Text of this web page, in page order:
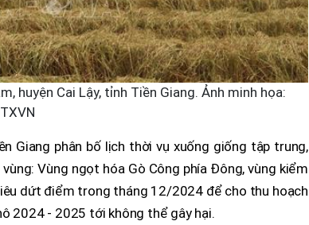
huyện Cai Lậy, tỉnh Tiền Giang. Ảnh minh họa:
Giang phân bố lịch thời vụ xuống giống tập trung,
Vùng ngọt hóa Gò Công phía Đông, vùng kiểm
dứt điểm trong tháng 12/2024 để cho thu hoạch
2024 - 2025 tới không thể gây hại.